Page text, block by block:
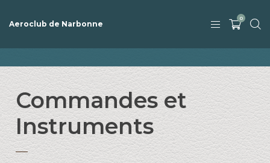
Aeroclub de Narbonne
0
Commandes et
Instruments